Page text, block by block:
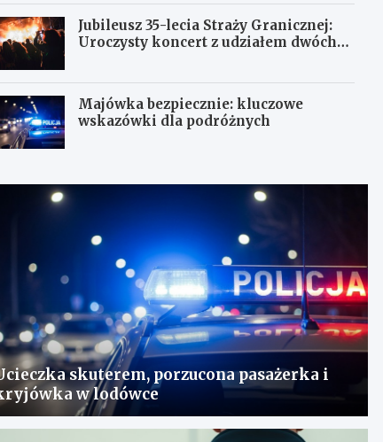
Jubileusz 35-lecia Straży Granicznej:
Uroczysty koncert z udziałem dwóch
Majówka bezpiecznie: kluczowe
wskazówki dla podróżnych
skuterem, porzucona pasażerka i
w lodówce